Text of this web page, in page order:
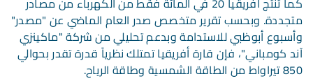
متجددة. وبحسب تقرير متخصص صدر العام الماضي عن "مصدر"
وأسبوع أبوظبي للاستدامة وبدعم تحليلي من شركة "ماكينزي
آند كومباني"، فإن قارة أفريقيا تمتلك نظرياً قدرة تقدر بحوالي
850 تيراواط من الطاقة الشمسية وطاقة الرياح.